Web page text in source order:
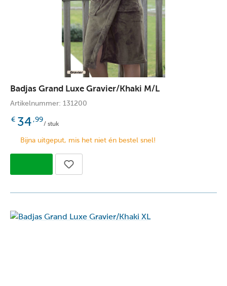
Badjas Grand Luxe Gravier/Khaki M/L
Artikelnummer: 131200
€ 34 ,99
/ stuk
Bijna uitgeput, mis het niet én bestel snel!